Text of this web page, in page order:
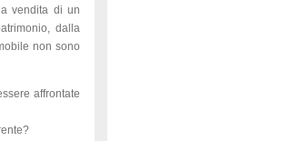
vendita di un
dalla
non sono
affrontate